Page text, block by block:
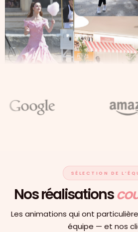
SÉLECTION DE
Nos réalisations
Les animations qui ont
équipe — et nos